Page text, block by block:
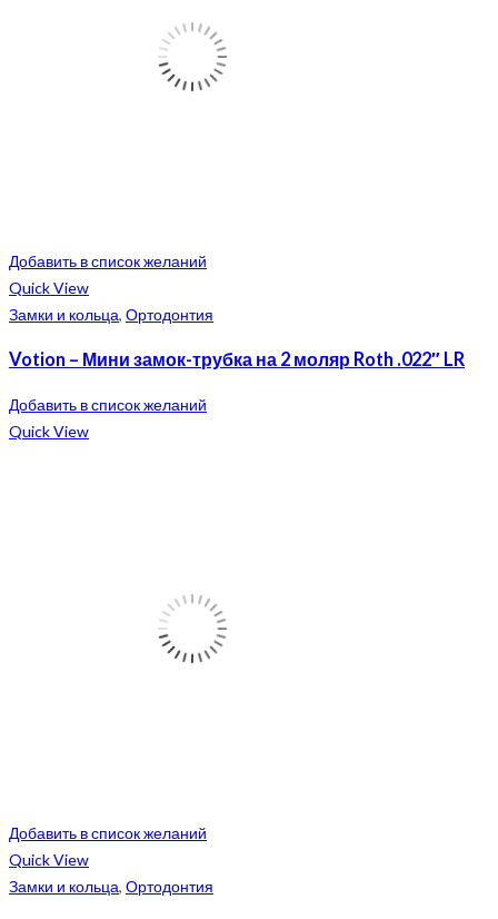
Добавить в список желаний
Quick View
Замки и кольца, Ортодонтия
Votion – Мини замок-трубка на 2 моляр Roth .022″ LR
Добавить в список желаний
Quick View
Добавить в список желаний
Quick View
Замки и кольца, Ортодонтия